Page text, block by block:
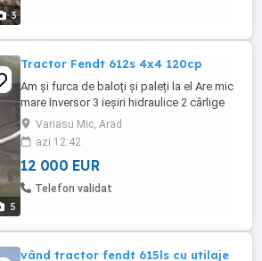
3
5
Tractor Fendt 612s 4x4 120cp
Am și furca de baloți și paleți la el Are mic
mare Inversor 3 ieșiri hidraulice 2 cârlige
remorcare Priza putere cu 2 viteze 540 și
1000 Nu are scurgeri Motor refăcut
Cauciucuri noi față
Variasu Mic, Arad
azi 12:42
12 000 EUR
Telefon validat
vând tractor fendt 615ls cu utilaje